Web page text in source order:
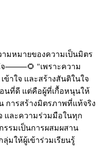
มหมายของความเป็นมิตร
ใจ⸻🌻 "เพราะความ
ข้าใจ และสร้างสันติในใจ
นที่ดี แต่คือผู้ที่เกื้อหนุนให้
การสร้างมิตรภาพที่แท้จริง
และความร่วมมือในทุก
มเป็นการผสมผสาน
มให้ผู้เข้าร่วมเรียนรู้